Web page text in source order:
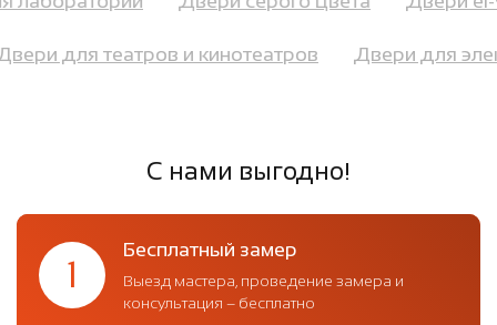
Двери для театров и кинотеатров Двери для
С нами выгодно!
1
Бесплатный замер
Выезд мастера, проведение замера и
консультация – бесплатно